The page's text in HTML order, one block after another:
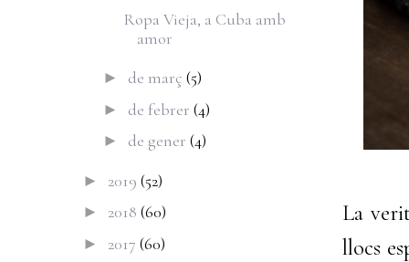
La
llocs
Ropa Vieja, a Cuba amb
amor
► de març (5)
► de febrer (4)
► de gener (4)
► 2019 (52)
► 2018 (60)
► 2017 (60)